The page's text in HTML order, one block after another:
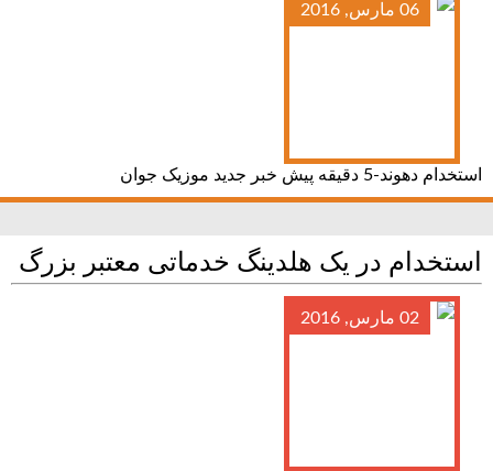
06 مارس, 2016
استخدام دهوند-5 دقیقه پیش خبر جدید موزیک جوان
استخدام در یک هلدینگ خدماتی معتبر بزرگ
02 مارس, 2016